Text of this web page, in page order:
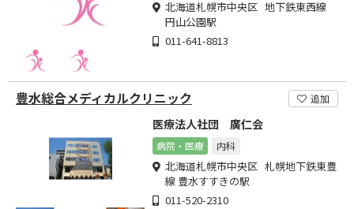
北海道札幌市中央区 地下鉄東西線
円山公園駅
011-641-8813
豊水総合メディカルクリニック 追加
医療法人社団 廣仁会
病院・医療 内科
北海道札幌市中央区 札幌地下鉄東豊
線 豊水すすきの駅
011-520-2310